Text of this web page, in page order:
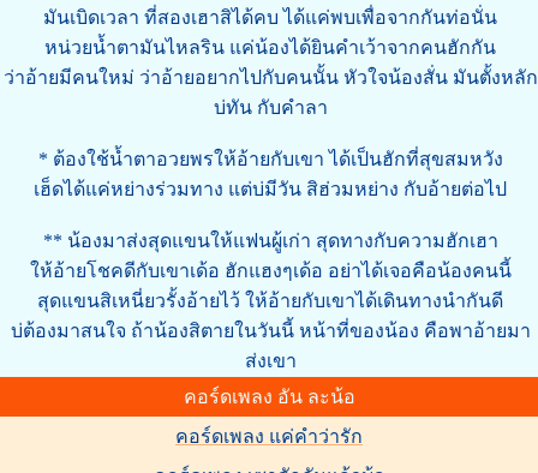
มันเบิดเวลา ที่สองเฮาสิได้คบ ได้แค่พบเพื่อจากกันท่อนั่น
หน่วยน้ำตามันไหลริน แค่น้องได้ยินคำเว้าจากคนฮักกัน
ว่าอ้ายมีคนใหม่ ว่าอ้ายอยากไปกับคนนั้น หัวใจน้องสั่น มันตั้งหลัก
บ่ทัน กับคำลา
* ต้องใช้น้ำตาอวยพรให้อ้ายกับเขา ได้เป็นฮักที่สุขสมหวัง
เฮ็ดได้แค่หย่างร่วมทาง แต่บ่มีวัน สิฮ่วมหย่าง กับอ้ายต่อไป
** น้องมาส่งสุดแขนให้แฟนผู้เก่า สุดทางกับความฮักเฮา
ให้อ้ายโชคดีกับเขาเด้อ ฮักแฮงๆเด้อ อย่าได้เจอคือน้องคนนี้
สุดแขนสิเหนี่ยวรั้งอ้ายไว้ ให้อ้ายกับเขาได้เดินทางนำกันดี
บ่ต้องมาสนใจ ถ้าน้องสิตายในวันนี้ หน้าที่ของน้อง คือพาอ้ายมา
ส่งเขา
คอร์ดเพลง อัน ละน้อ
คอร์ดเพลง แค่คำว่ารัก